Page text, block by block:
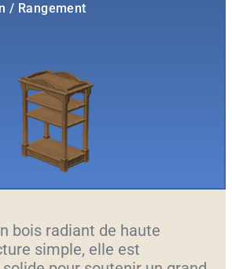
/ Rangement
bois radiant de haute
simple, elle est